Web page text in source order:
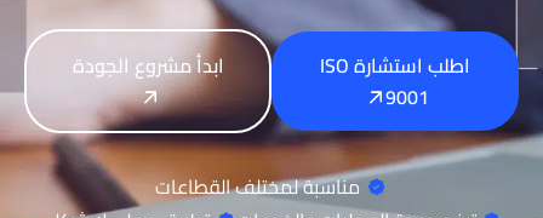
اطلب استشارة ISO
9001
ابدأ مشروع الجودة
مناسبة لمختلف القطاعات